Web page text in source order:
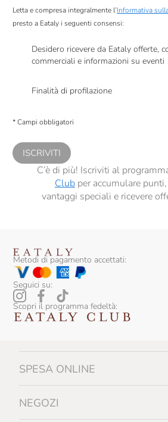
Letta e compresa integralmente l’Informativa
presto a Eataly i seguenti consensi:
Desidero ricevere da Eataly offerte,
commerciali e informazioni su eventi
Finalità di profilazione
comunicazioni commerciali personalizzate, in
* Campi obbligatori
ISCRIVITI
C’è di più! Iscriviti al
Clubper accumulare punti,
vantaggi speciali e ricevere
Metodi di pagamento accettati:
Seguici su:
Scopri il programma fedeltà:
SPESA ONLINE
NEGOZI